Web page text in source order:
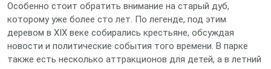
Особенно стоит обратить внимание на старый дуб,
которому уже более сто лет. По легенде, под этим
деревом в XIX веке собирались крестьяне, обсуждая
новости и политические события того времени. В парке
также есть несколько аттракционов для детей, а в летний